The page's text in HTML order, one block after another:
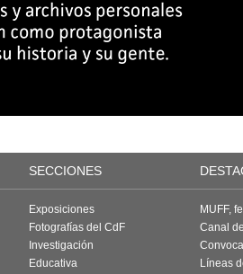
SECCIONES
Exposiciones
Fotografías del CdF
Investigación
Educativa
MUFF,
Canal
Líneas